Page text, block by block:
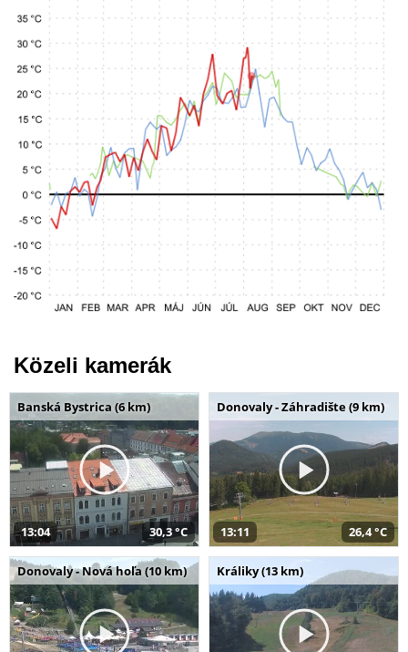
Közeli kamerák
Banská Bystrica (6 km)
13:04 30,3 °C
Donovaly - Záhradište (9 km)
13:11 26,4 °C
Donovaly - Nová hoľa (10 km) Králiky (13 km)